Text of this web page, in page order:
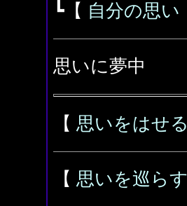
┗【 自分の思い
思いに夢中
【 思いをはせる
【 思いを巡らす